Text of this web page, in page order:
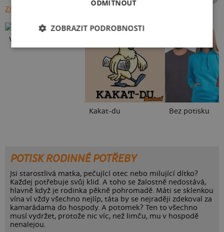
ZOBRAZIT VŠECHNY
Vlastní potisk
Kakat-du Bez potisku
POTISK RODINNÉ POTŘEBY
Jsi starostlivá matka, pečující otec nebo milující dítko?
Každej potřebuje svůj klid. A toho se žalostně nedostává,
hlavně když je rodinka pěkně pohromadě. Máti se sklenkou
vína ví vždy všechno nejlíp, táta by se nejraději zdekoval za
kamarádama do hospody. A potomek? Ten to všechno
musí vydržet, protože nic víc, než limču, mu v hospodě
nenalejou.
ODMÍTNOUT
ZOBRAZIT PODROBNOSTI